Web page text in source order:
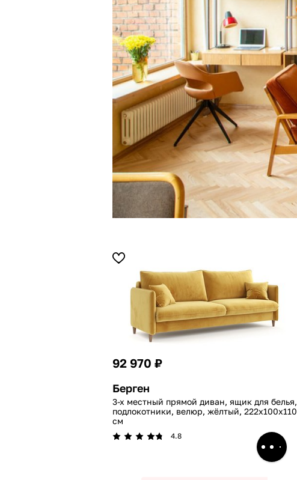
92 970 ₽
Берген
3-х местный прямой диван, ящик для белья,
подлокотники, велюр, жёлтый, 222x100x110
см
4.8